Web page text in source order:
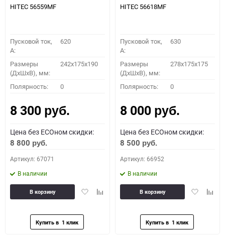
HITEC 56559MF
Пусковой ток,
A:
620
Размеры
(ДхШхВ), мм:
242x175x190
Полярность: 0
8 300 руб.
Цена без ECOном скидки:
8 800 руб.
Артикул: 67071
В наличии
ДобавитьДобавить
В корзину
HITEC 56618MF
Пусковой ток,
A:
630
Размеры
(ДхШхВ), мм:
278x175x175
Полярность: 0
8 000 руб.
Цена без ECOном скидки:
8 500 руб.
Артикул: 66952
В наличии
Добавить
В корзину